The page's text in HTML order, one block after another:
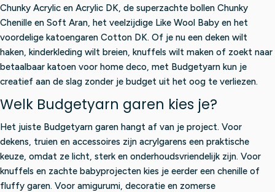
Chunky Acrylic en Acrylic DK, de superzachte bollen Chunky
Chenille en Soft Aran, het veelzijdige Like Wool Baby en het
voordelige katoengaren Cotton DK. Of je nu een deken wilt
haken, kinderkleding wilt breien, knuffels wilt maken of zoekt naar
betaalbaar katoen voor home deco, met Budgetyarn kun je
creatief aan de slag zonder je budget uit het oog te verliezen.
Welk Budgetyarn garen kies je?
Het juiste Budgetyarn garen hangt af van je project. Voor
dekens, truien en accessoires zijn acrylgarens een praktische
keuze, omdat ze licht, sterk en onderhoudsvriendelijk zijn. Voor
knuffels en zachte babyprojecten kies je eerder een chenille of
fluffy garen. Voor amigurumi, decoratie en zomerse